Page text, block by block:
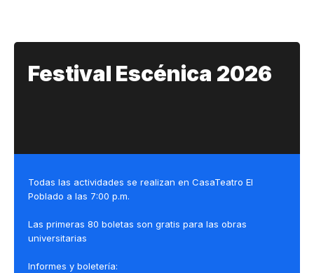
Festival Escénica 2026
Todas las actividades se realizan en CasaTeatro El
Poblado a las 7:00 p.m.
Las primeras 80 boletas son gratis para las obras
universitarias
Informes y boletería: